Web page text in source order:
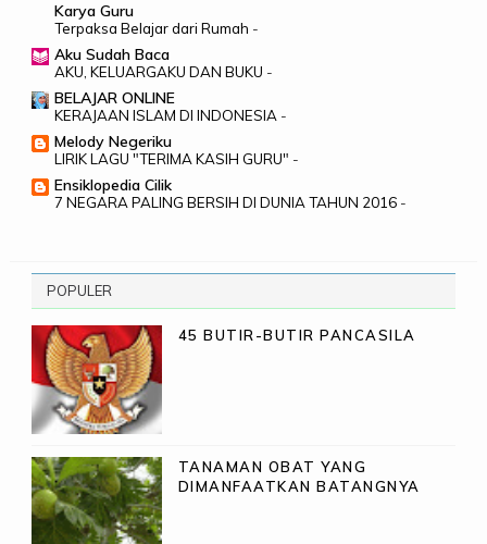
Karya Guru
Terpaksa Belajar dari Rumah -
Aku Sudah Baca
AKU, KELUARGAKU DAN BUKU -
BELAJAR ONLINE
KERAJAAN ISLAM DI INDONESIA -
Melody Negeriku
LIRIK LAGU "TERIMA KASIH GURU" -
Ensiklopedia Cilik
7 NEGARA PALING BERSIH DI DUNIA TAHUN 2016 -
POPULER
45 BUTIR-BUTIR PANCASILA
TANAMAN OBAT YANG
DIMANFAATKAN BATANGNYA